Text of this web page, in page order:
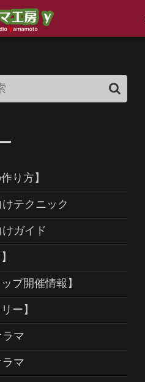
り方】
けテクニック
けガイド
プ開催情報】
ー】
ラマ
ラマ